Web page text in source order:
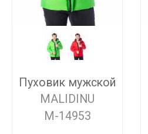
Пуховик мужской
MALIDINU
М-14953